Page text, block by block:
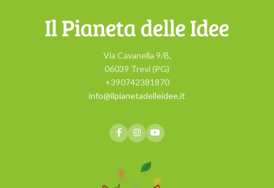
Via Cavanella 9/B,
06039 Trevi (PG)
+390742381870
info@ilpianetadelleidee.it